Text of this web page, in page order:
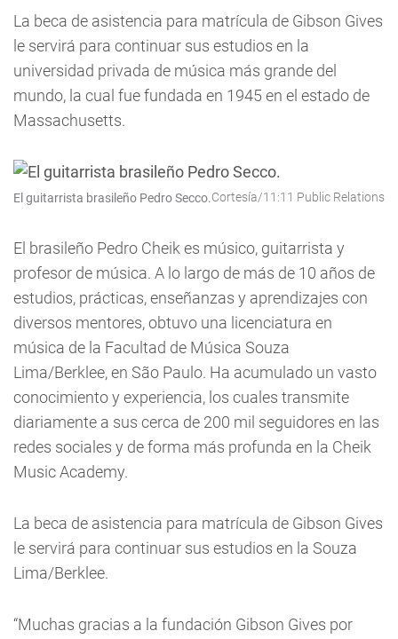
La beca de asistencia para matrícula de Gibson Gives
le servirá para continuar sus estudios en la
universidad privada de música más grande del
mundo, la cual fue fundada en 1945 en el estado de
Massachusetts.
El guitarrista brasileño Pedro Secco.Cortesía/11:11 Public Relations
El brasileño Pedro Cheik es músico, guitarrista y
profesor de música. A lo largo de más de 10 años de
estudios, prácticas, enseñanzas y aprendizajes con
diversos mentores, obtuvo una licenciatura en
música de la Facultad de Música Souza
Lima/Berklee, en São Paulo. Ha acumulado un vasto
conocimiento y experiencia, los cuales transmite
diariamente a sus cerca de 200 mil seguidores en las
redes sociales y de forma más profunda en la Cheik
Music Academy.
La beca de asistencia para matrícula de Gibson Gives
le servirá para continuar sus estudios en la Souza
Lima/Berklee.
“Muchas gracias a la fundación Gibson Gives por